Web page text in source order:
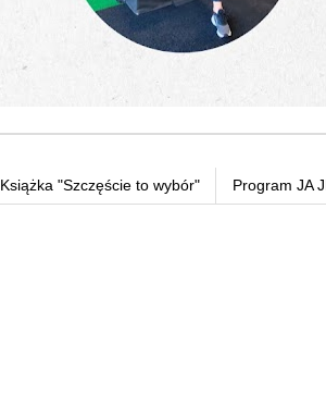
Książka "Szczęście to wybór" Program JA